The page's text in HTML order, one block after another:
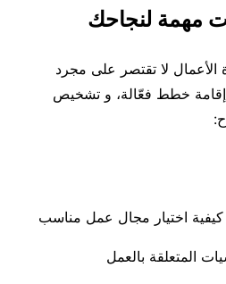
مهمة لنجاحك
لا تقتصر على مجرد
إقامة خطط فعّالة، و تشخيص
اختيار مجال عمل مناسب
المتعلقة بالعمل